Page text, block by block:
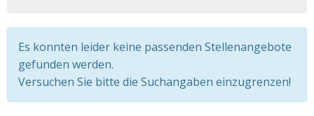
Es konnten leider keine passenden Stellenangebote
gefunden werden.
Versuchen Sie bitte die Suchangaben einzugrenzen!